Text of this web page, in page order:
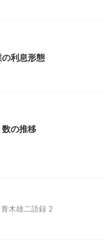
利息形態
の推移
木雄二語録 2